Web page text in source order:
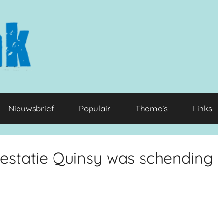
Nieuwsbrief Populair Thema’s Links
Quinsy was schending